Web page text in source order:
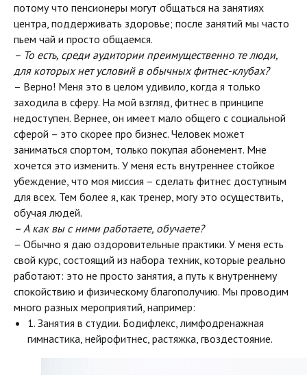
потому что пенсионеры могут общаться на занятиях
центра, поддерживать здоровье; после занятий мы часто
пьем чай и просто общаемся.
– То есть, среди аудитории преимущественно те люди,
для которых нет условий в обычных фитнес-клубах?
– Верно! Меня это в целом удивило, когда я только
заходила в сферу. На мой взгляд, фитнес в принципе
недоступен. Вернее, он имеет мало общего с социальной
сферой – это скорее про бизнес. Человек может
заниматься спортом, только покупая абонемент. Мне
хочется это изменить. У меня есть внутреннее стойкое
убеждение, что моя миссия – сделать фитнес доступным
для всех. Тем более я, как тренер, могу это осуществить,
обучая людей.
– А как вы с ними работаете, обучаете?
– Обычно я даю оздоровительные практики. У меня есть
свой курс, состоящий из набора техник, которые реально
работают: это не просто занятия, а путь к внутреннему
спокойствию и физическому благополучию. Мы проводим
много разных мероприятий, например:
1. Занятия в студии. Бодифлекс, лимфодренажная
гимнастика, нейрофитнес, растяжка, гвоздестояние.